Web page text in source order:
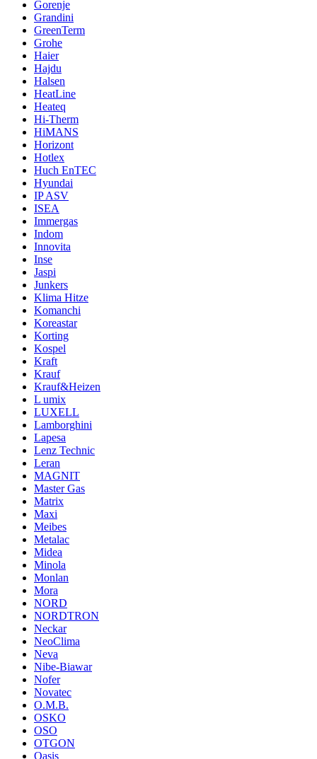
Gorenje
Grandini
GreenTerm
Grohe
Haier
Hajdu
Halsen
HeatLine
Heateq
Hi-Therm
HiMANS
Horizont
Hotlex
Huch EnTEC
Hyundai
IP ASV
ISEA
Immergas
Indom
Innovita
Inse
Jaspi
Junkers
Klima Hitze
Komanchi
Koreastar
Korting
Kospel
Kraft
Krauf
Krauf&Heizen
L umix
LUXELL
Lamborghini
Lapesa
Lenz Technic
Leran
MAGNIT
Master Gas
Matrix
Maxi
Meibes
Metalac
Midea
Minola
Monlan
Mora
NORD
NORDTRON
Neckar
NeoClima
Neva
Nibe-Biawar
Nofer
Novatec
O.M.B.
OSKO
OSO
OTGON
Oasis